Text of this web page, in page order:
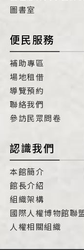
圖書室
便民服務
補助專區
場地租借
導覽預約
聯絡我們
參訪民眾問卷
認識我們
本館簡介
館長介紹
組織架構
國際人權博物館聯
人權相關組織